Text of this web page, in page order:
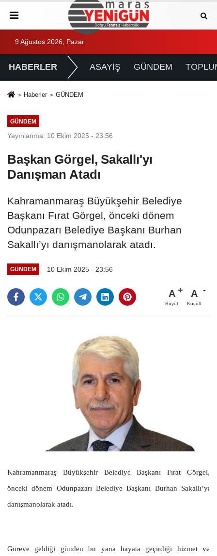
9 Ağustos 2026, Pazar
HABERLER ASAYİŞ GÜNDEM
Haberler GÜNDEM
GÜNDEM
Yayınlanma: 10 Ekim 2025 - 23:56
Başkan Görgel, Sakallı'yı
Danışman Atadı
Kahramanmaraş Büyükşehir Belediye
Başkanı Fırat Görgel, önceki dönem
Odunpazarı Belediye Başkanı Burhan
Sakallı’yı danışmanolarak atadı.
GÜNDEM 10 Ekim 2025 - 23:56
A
Büyüt
A
Küçült
Kahramanmaraş Büyükşehir Belediye Başkanı Fırat Görgel,
önceki dönem Odunpazarı Belediye Başkanı Burhan Sakallı’yı
danışmanolarak atadı.
Göreve geldiği günden bu yana hayata geçirdiği hizmet ve